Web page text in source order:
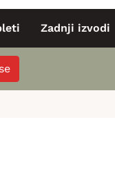
Zadnji izvodi